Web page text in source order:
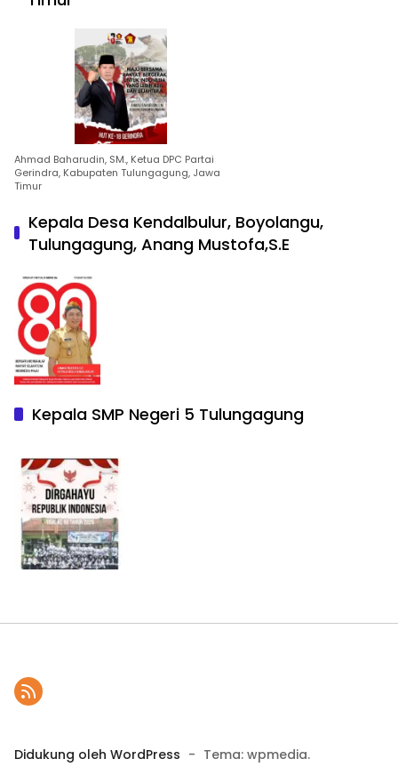
Ahmad Baharudin, SM., Ketua DPC Partai
Gerindra, Kabupaten Tulungagung, Jawa
Timur
Kepala Desa Kendalbulur, Boyolangu,
Tulungagung, Anang Mustofa,S.E
Kepala SMP Negeri 5 Tulungagung
Didukung oleh WordPress - Tema: wpmedia.